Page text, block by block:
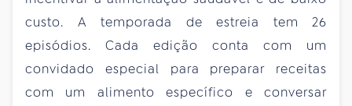
custo. A temporada de estreia tem 26
episódios. Cada edição conta com um
convidado especial para preparar receitas
com um alimento específico e conversar